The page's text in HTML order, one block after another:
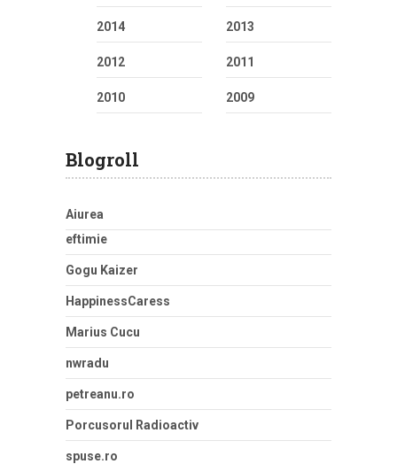
2014 2013
2012 2011
2010 2009
Blogroll
Aiurea
eftimie
Gogu Kaizer
HappinessCaress
Marius Cucu
nwradu
petreanu.ro
Porcusorul Radioactiv
spuse.ro